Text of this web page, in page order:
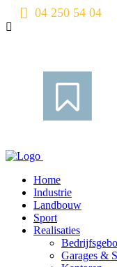
04 250 54 04
Home
Industrie
Landbouw
Sport
Realisaties
Garages &